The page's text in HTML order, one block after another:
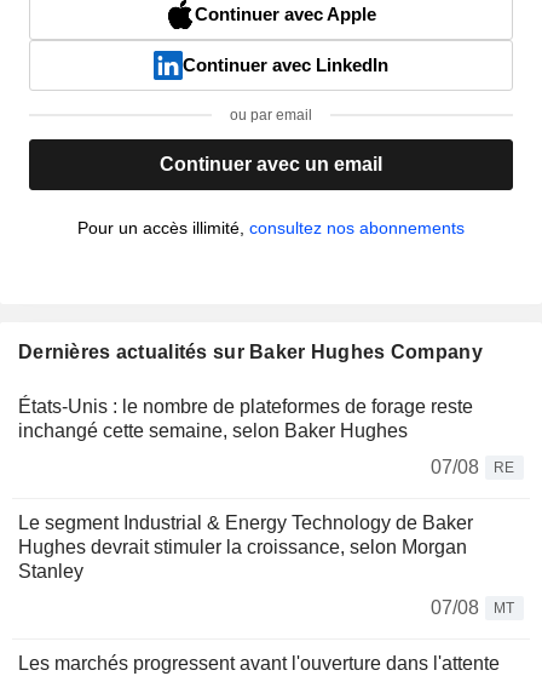
Continuer avec Apple
Continuer avec LinkedIn
ou par email
Continuer avec un email
Pour un accès illimité, consultez nos abonnements
Dernières actualités sur Baker Hughes Company
États-Unis : le nombre de plateformes de forage reste
inchangé cette semaine, selon Baker Hughes
07/08
RE
Le segment Industrial & Energy Technology de Baker
Hughes devrait stimuler la croissance, selon Morgan
Stanley
07/08
MT
Les marchés progressent avant l'ouverture dans l'attente